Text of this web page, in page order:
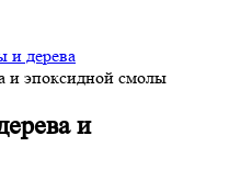
и дерева
и эпоксидной смолы
и